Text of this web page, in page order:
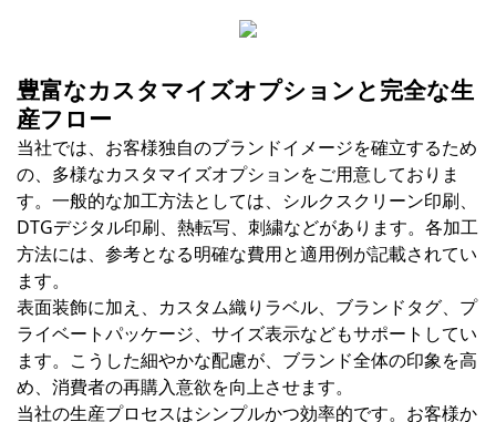
豊富なカスタマイズオプションと完全な生
産フロー
当社では、お客様独自のブランドイメージを確立するため
の、多様なカスタマイズオプションをご用意しておりま
す。一般的な加工方法としては、シルクスクリーン印刷、
DTGデジタル印刷、熱転写、刺繍などがあります。各加工
方法には、参考となる明確な費用と適用例が記載されてい
ます。
表面装飾に加え、カスタム織りラベル、ブランドタグ、プ
ライベートパッケージ、サイズ表示などもサポートしてい
ます。こうした細やかな配慮が、ブランド全体の印象を高
め、消費者の再購入意欲を向上させます。
当社の生産プロセスはシンプルかつ効率的です。お客様か